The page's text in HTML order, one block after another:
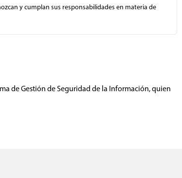
y cumplan sus responsabilidades en materia de
de Gestión de Seguridad de la Información, quien